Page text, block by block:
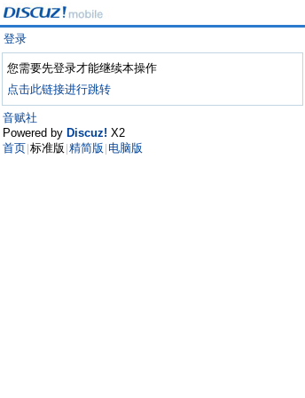
登录
您需要先登录才能继续本操作
点击此链接进行跳转
音赋社
Powered by Discuz! X2
首页 标准版 精简版 电脑版